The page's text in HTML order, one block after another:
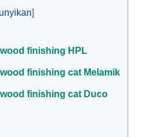
finishing HPL
finishing cat Melamik
finishing cat Duco